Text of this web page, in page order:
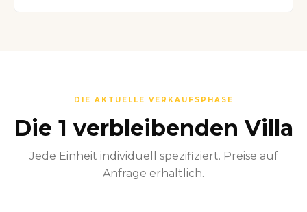
DIE AKTUELLE VERKAUFSPHASE
Die 1 verbleibenden Villa
Jede Einheit individuell spezifiziert. Preise auf
Anfrage erhältlich.